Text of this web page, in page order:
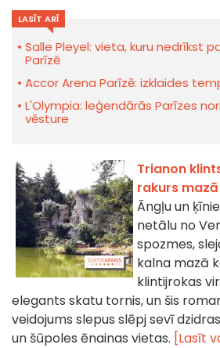
LASĪT ARĪ
Salle Pleyel: vieta, kuru nedrīkst
Parīzē
Accor Arena Parīzē: izklaides
L'Olympia: leģendārās Parīzes
vēsture
Trianon
rakurs
Āngļu un
netālu no
spozmes,
kalna mazā
klintijrokas
elegants skatu tornis, un šis
veidojums slepus slēpj sevī
un šūpoles ēnainas vietas. [Lasīt